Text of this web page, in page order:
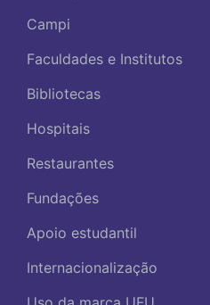
Campi
Faculdades e Institutos
Bibliotecas
Hospitais
Restaurantes
Fundações
Apoio estudantil
Internacionalização